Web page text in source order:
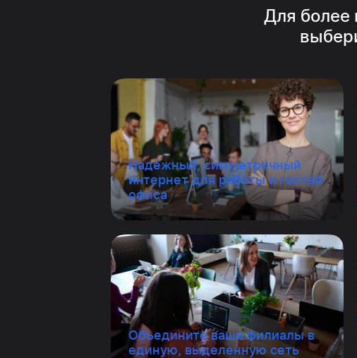
Для более
Надёжный, симметричный
интернет для работы и гостей
офиса
Объедините ваши филиалы в
единую, выделенную сеть